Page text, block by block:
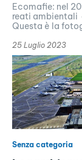
Ecomafie: nel
reati ambientali
Questa è la
25 Luglio 2023
Senza categoria